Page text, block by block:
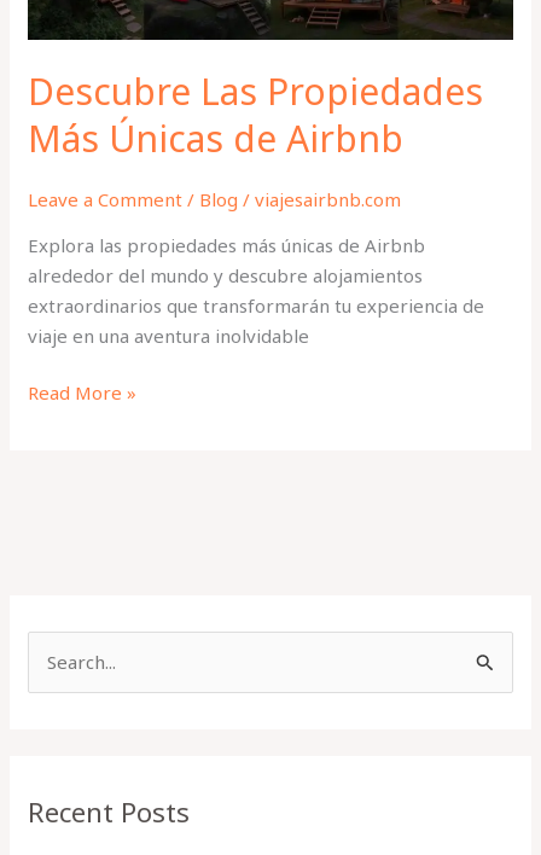
Descubre Las Propiedades
Más Únicas de Airbnb
Leave a Comment / Blog /viajesairbnb.com
Explora las propiedades más únicas de Airbnb
alrededor del mundo y descubre alojamientos
extraordinarios que transformarán tu experiencia de
viaje en una aventura inolvidable
Read More »
c
Recent Posts